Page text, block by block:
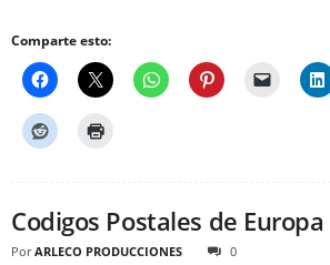
Comparte esto:
Codigos Postales de Europa
Por ARLECO PRODUCCIONES 0